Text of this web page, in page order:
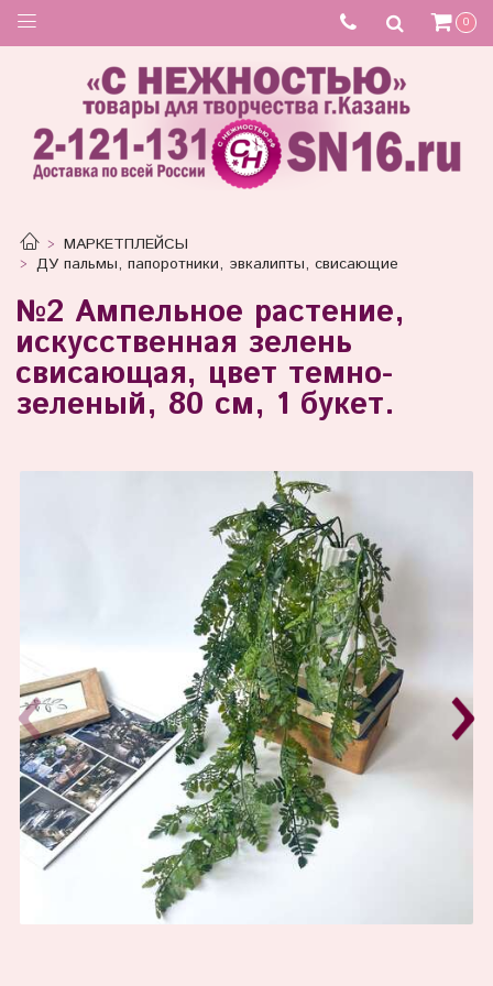
0
МАРКЕТПЛЕЙСЫ
ДУ пальмы, папоротники, эвкалипты, свисающие
№2 Ампельное растение,
искусственная зелень
свисающая, цвет темно-
зеленый, 80 см, 1 букет.
Товар отсутствует